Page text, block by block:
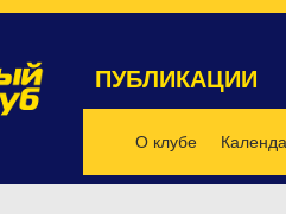
ПУБЛИКАЦИИ
О клубе